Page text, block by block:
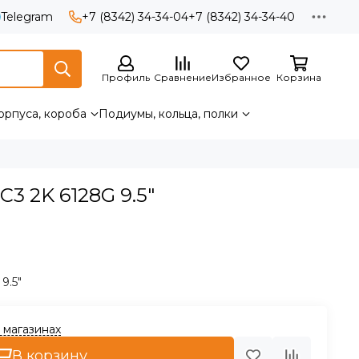
Telegram +7 (8342) 34-34-04+7 (8342) 34-34-40
Профиль СравнениеИзбранное Корзина
короба Подиумы, кольца, полки
2K 6128G 9.5"
магазинах